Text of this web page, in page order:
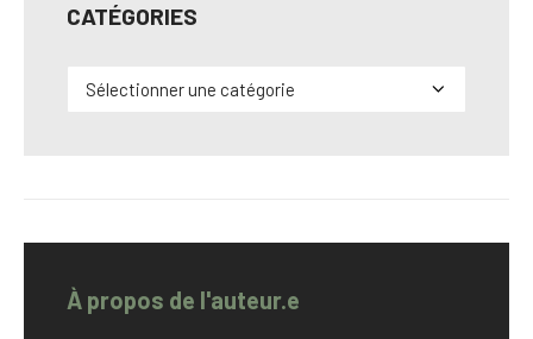
CATÉGORIES
Catégories
À propos de l'auteur.e